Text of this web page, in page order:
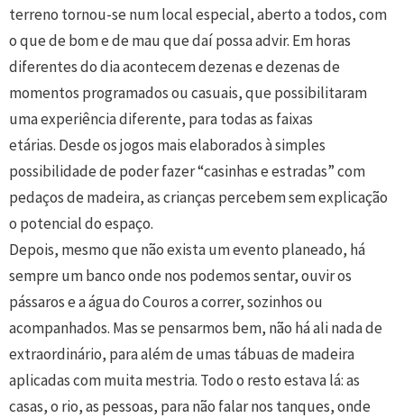
terreno tornou-se num local especial, aberto a todos, com
o que de bom e de mau que daí possa advir. Em horas
diferentes do dia acontecem dezenas e dezenas de
momentos programados ou casuais, que possibilitaram
uma experiência diferente, para todas as faixas
etárias. Desde os jogos mais elaborados à simples
possibilidade de poder fazer “casinhas e estradas” com
pedaços de madeira, as crianças percebem sem explicação
o potencial do espaço.
Depois, mesmo que não exista um evento planeado, há
sempre um banco onde nos podemos sentar, ouvir os
pássaros e a água do Couros a correr, sozinhos ou
acompanhados. Mas se pensarmos bem, não há ali nada de
extraordinário, para além de umas tábuas de madeira
aplicadas com muita mestria. Todo o resto estava lá: as
casas, o rio, as pessoas, para não falar nos tanques, onde